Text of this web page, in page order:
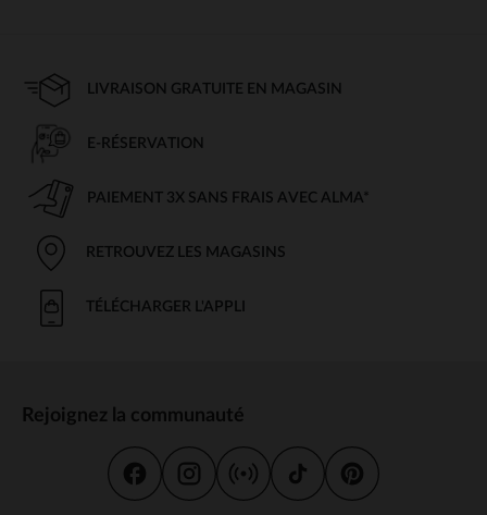
LIVRAISON GRATUITE EN MAGASIN
E-RÉSERVATION
PAIEMENT 3X SANS FRAIS AVEC ALMA*
RETROUVEZ LES MAGASINS
TÉLÉCHARGER L'APPLI
Rejoignez la communauté